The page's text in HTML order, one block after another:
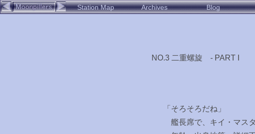
Station Map Archives Blog
NO.3 二重螺旋 - PART I
「そろそろだね」
艦長席で、キイ・マス